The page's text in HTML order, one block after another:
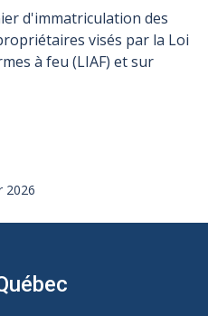
d'immatriculation des
visés par la Loi
à feu (LIAF) et sur
2026